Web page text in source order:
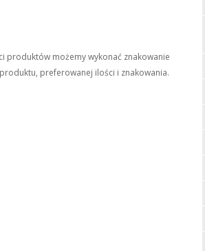
produktów możemy wykonać znakowanie
preferowanej ilości i znakowania.